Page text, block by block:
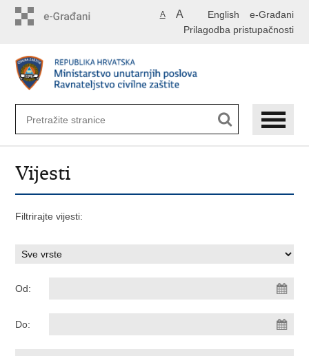
English e-Građani
A A
Prilagodba pristupačnosti
Vijesti
Filtrirajte vijesti:
Od:
Do: